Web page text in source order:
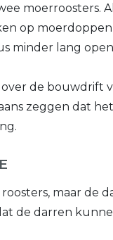
moerroosters.
op
minder lang
de bouwdrift
zeggen dat
maar de
de darren